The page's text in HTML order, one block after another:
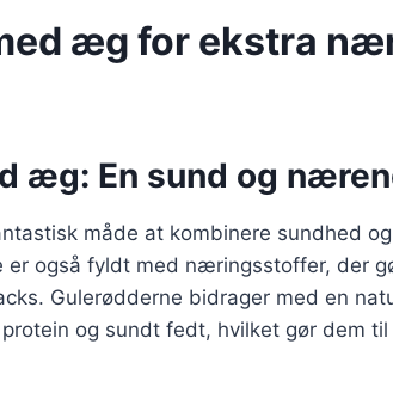
æg for ekstra
æg: En sund og
måde at kombinere sundhed
er også fyldt med næringsstoffer, der
Gulerødderne bidrager med en
og sundt fedt, hvilket gør dem til